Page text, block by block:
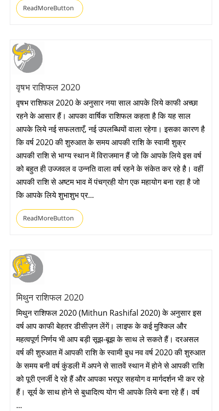
ReadMoreButton
वृषभ राशिफल 2020
वृषभ राशिफल 2020 के अनुसार नया साल आपके लिये काफी अच्छा
रहने के आसार हैं। आपका वार्षिक राशिफल कहता है कि यह साल
आपके लिये नई सफलताएँ, नई उपलब्धियों वाला रहेगा। इसका कारण है
कि वर्ष 2020 की शुरुआत के समय आपकी राशि के स्वामी शुक्र
आपकी राशि से भाग्य स्थान में विराजमान हैं जो कि आपके लिये इस वर्ष
को बहुत ही उज्जवल व उन्नति वाला वर्ष रहने के संकेत कर रहे है। वहीं
आपकी राशि से अष्टम भाव में पंचग्रही योग एक महायोग बना रहा है जो
कि आपके लिये शुभाशुभ प्र...
ReadMoreButton
मिथुन राशिफल 2020
मिथुन राशिफल 2020 (Mithun Rashifal 2020) के अनुसार इस
वर्ष आप काफी बेहतर डीसीज़न लेंगें। लाइफ के कई मुश्किल और
महत्वपूर्ण निर्णय भी आप बड़ी सूझ-बूझ के साथ ले सकते हैं। दरअसल
वर्ष की शुरुआत में आपकी राशि के स्वामी बुध नव वर्ष 2020 की शुरुआत
के समय बनी वर्ष कुंडली में अपने से सातवें स्थान में होने से आपकी राशि
को पूरी एनर्जी दे रहे हैं और आपका भरपूर सहयोग व मार्गदर्शन भी कर रहे
हैं। सूर्य के साथ होने से बुधादित्य योग भी आपके लिये बना रहे हैं। वर्ष
...